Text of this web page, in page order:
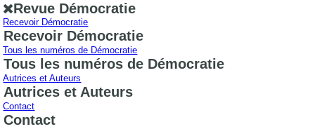
Revue Démocratie
Recevoir Démocratie
Recevoir Démocratie
Tous les numéros de Démocratie
Tous les numéros de Démocratie
Autrices et Auteurs
Autrices et Auteurs
Contact
Contact